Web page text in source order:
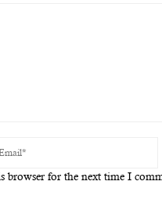
browser for the next time I